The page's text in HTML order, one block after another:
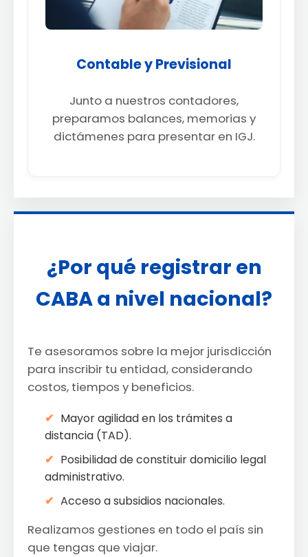
Contable y Previsional
Junto a nuestros contadores,
preparamos balances, memorias y
dictámenes para presentar en IGJ.
¿Por qué registrar en
CABA a nivel nacional?
Te asesoramos sobre la mejor jurisdicción
para inscribir tu entidad, considerando
costos, tiempos y beneficios.
Mayor agilidad en los trámites a
distancia (TAD).
Posibilidad de constituir domicilio legal
administrativo.
Acceso a subsidios nacionales.
Realizamos gestiones en todo el país sin
que tengas que viajar.